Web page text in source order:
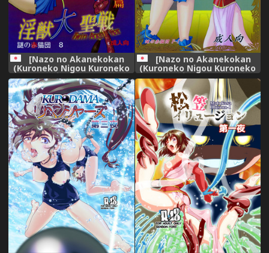
[Nazo no Akanekokan
(Kuroneko Nigou Kuroneko
Reigou)] 謎の赤猫団 8 淫獣大
聖戦 成人向 Twin Angel War
捌 黒玉責地獄篇 (Injuu Seisen
Twin Angels)
[Nazo no Akanekokan
(Kuroneko Nigou Kuroneko
Reigou)] 謎の赤猫団 P-1 成人
向 - 淫獣大聖戦 大全 前夜祭
(Injuu Seisen Twin Angels)